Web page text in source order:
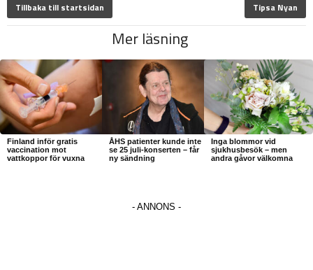
Tillbaka till startsidan Tipsa Nyan
Mer läsning
Finland inför gratis
vaccination mot
vattkoppor för vuxna
ÅHS patienter kunde inte
se 25 juli-konserten – får
ny sändning
Inga blommor vid
sjukhusbesök – men
andra gåvor välkomna